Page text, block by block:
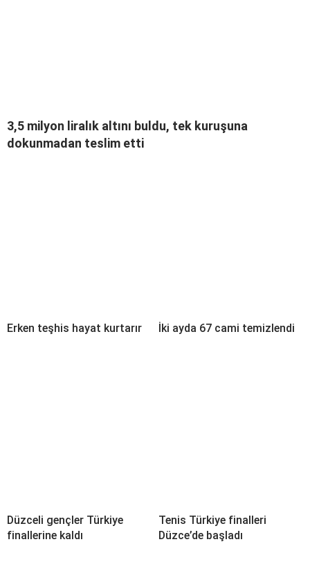
3,5 milyon liralık altını buldu, tek kuruşuna
dokunmadan teslim etti
Erken teşhis hayat kurtarır İki ayda 67 cami temizlendi
Düzceli gençler Türkiye
finallerine kaldı
Tenis Türkiye finalleri
Düzce’de başladı